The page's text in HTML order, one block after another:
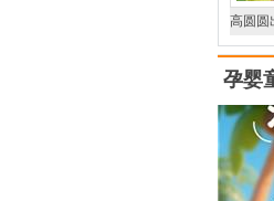
高圆圆
共同诠
孕婴